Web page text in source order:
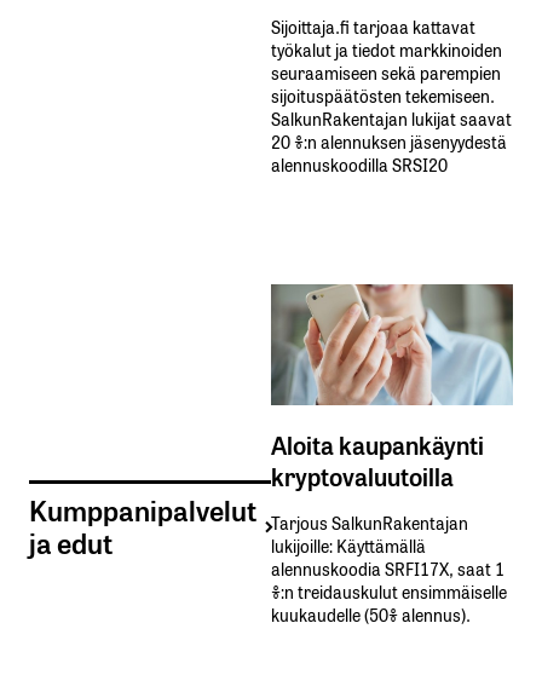
Kumppanipalvelut
ja edut
Sijoittaja.fi tarjoaa kattavat
työkalut ja tiedot markkinoiden
seuraamiseen sekä parempien
sijoituspäätösten tekemiseen.
SalkunRakentajan lukijat saavat
20 %:n alennuksen jäsenyydestä
alennuskoodilla SRSI20
Aloita kaupankäynti
kryptovaluutoilla
Tarjous SalkunRakentajan
lukijoille: Käyttämällä​ ​
alennuskoodia​ ​SRFI17X,​ ​saat​ ​1
%:n treidauskulut​ ​ensimmäiselle​ ​
kuukaudelle​ ​(50%​ ​alennus).